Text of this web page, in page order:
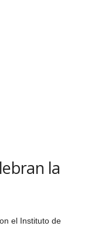
la
el Instituto de